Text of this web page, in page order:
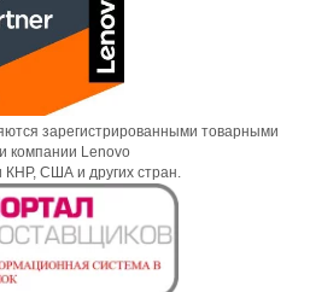
зарегистрированными товарными
компании Lenovo
КНР, США и других стран.